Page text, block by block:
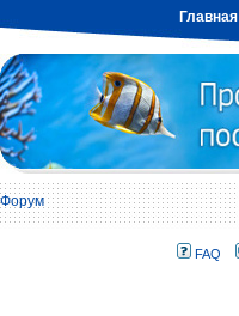
Главная
Форум
FAQ